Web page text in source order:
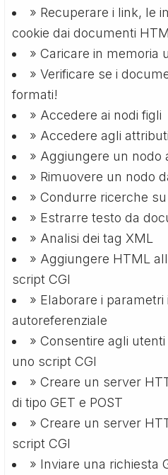
» Recuperare i link, le
cookie dai documenti
» Caricare in memoria
» Verificare se i
formati!
» Accedere ai nodi figli
» Accedere agli
» Aggiungere un nodo
» Rimuovere un nodo
» Condurre ricerche
» Estrarre testo da
» Analisi dei tag XML
» Aggiungere HTML
script CGI
» Elaborare i parametri
autoreferenziale
» Consentire agli
uno script CGI
» Creare un server
di tipo GET e POST
» Creare un server
script CGI
» Inviare una richiesta